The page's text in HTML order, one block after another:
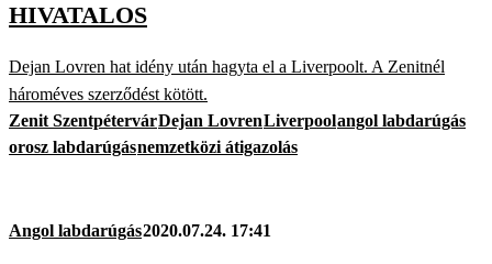
HIVATALOS
Dejan Lovren hat idény után hagyta el a Liverpoolt. A Zenitnél
hároméves szerződést kötött.
Zenit SzentpétervárDejan LovrenLiverpoolangol labdarúgás
orosz labdarúgásnemzetközi átigazolás
Angol labdarúgás2020.07.24. 17:41